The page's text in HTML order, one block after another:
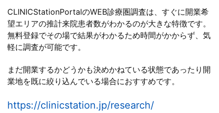
CLINICStationPortalのWEB診療圏調査は、すぐに開業希
望エリアの推計来院患者数がわかるのが大きな特徴です。
無料登録でその場で結果がわかるため時間がかからず、気
軽に調査が可能です。
まだ開業するかどうかも決めかねている状態であったり開
業地を既に絞り込んでいる場合におすすめです。
https://clinicstation.jp/research/